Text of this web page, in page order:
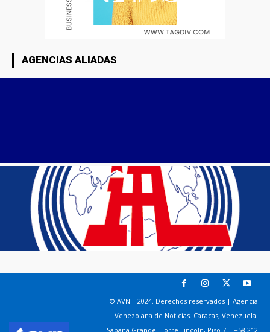
AGENCIAS ALIADAS
© AVN – 2024. Derechos reservados | Agencia
Venezolana de Noticias. Caracas, Venezuela.
Sabana Grande. Torre Lincoln, Piso 7 | +58 212